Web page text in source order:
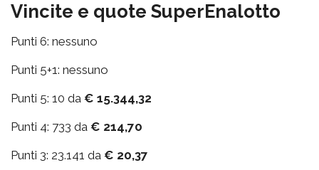
Vincite e quote SuperEnalotto
Punti 6: nessuno
Punti 5+1: nessuno
Punti 5: 10 da € 15.344,32
Punti 4: 733 da € 214,70
Punti 3: 23.141 da € 20,37